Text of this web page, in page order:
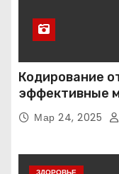
Кодирование
эффективные
Мар 24, 2025